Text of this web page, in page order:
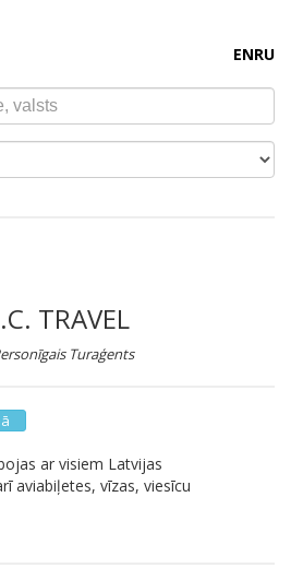
ENRU
TRAVEL
Turaģents
ar visiem Latvijas
aviabiļetes, vīzas, viesīcu